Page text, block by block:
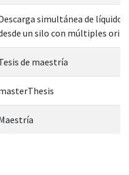
simultánea de líquido
un silo con múltiples
de maestría